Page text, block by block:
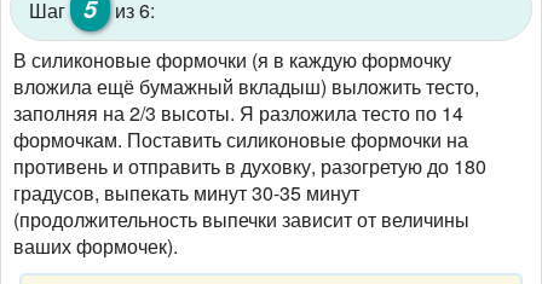
Шаг 5
из 6:
В силиконовые формочки (я в каждую формочку
вложила ещё бумажный вкладыш) выложить тесто,
заполняя на 2/3 высоты. Я разложила тесто по 14
формочкам. Поставить силиконовые формочки на
противень и отправить в духовку, разогретую до 180
градусов, выпекать минут 30-35 минут
(продолжительность выпечки зависит от величины
ваших формочек).